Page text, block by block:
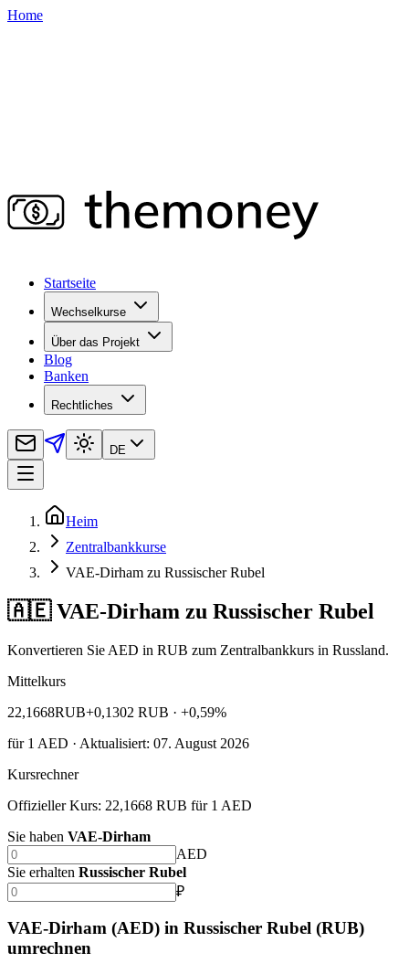
Home
Startseite
Wechselkurse
Über das Projekt
Blog
Banken
Rechtliches
DE
Heim
Zentralbankkurse
VAE-Dirham zu Russischer Rubel
🇦🇪 VAE-Dirham zu Russischer Rubel
Konvertieren Sie AED in RUB zum Zentralbankkurs in Russland.
Mittelkurs
22,1668RUB+0,1302 RUB · +0,59%
für1 AED · Aktualisiert: 07. August 2026
Kursrechner
Offizieller Kurs: 22,1668 RUB für 1 AED
Sie haben VAE-Dirham
AED
Sie erhalten Russischer Rubel
₽
VAE-Dirham (AED) in Russischer Rubel (RUB)
umrechnen